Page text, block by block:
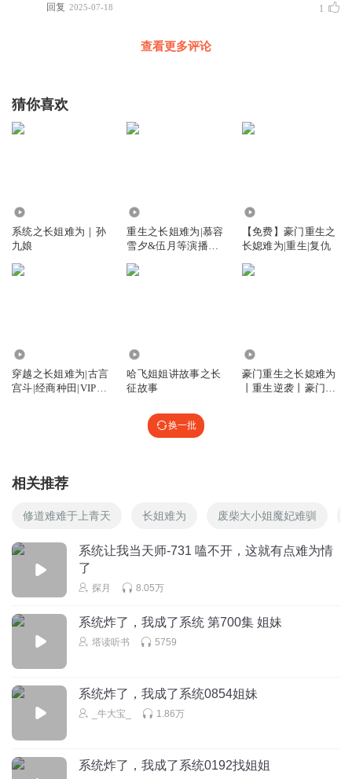
回复 2025-07-18 1
查看更多评论
猜你喜欢
系统之长姐难为｜孙
九娘
重生之长姐难为|慕容
雪夕&伍月等演播
【免费】豪门重生之
长媳难为|重生|复仇
穿越之长姐难为|古言
宫斗|经商种田|VIP免
哈飞姐姐讲故事之长
征故事
豪门重生之长媳难为
丨重生逆袭丨豪门恩
换一批
相关推荐
修道难难于上青天 长姐难为 废柴大小姐魔妃难驯
系统让我当天师-731 嗑不开，这就有点难为情
了
探月 8.05万
系统炸了，我成了系统 第700集 姐妹
塔读听书 5759
系统炸了，我成了系统0854姐妹
_牛大宝_ 1.86万
系统炸了，我成了系统0192找姐姐